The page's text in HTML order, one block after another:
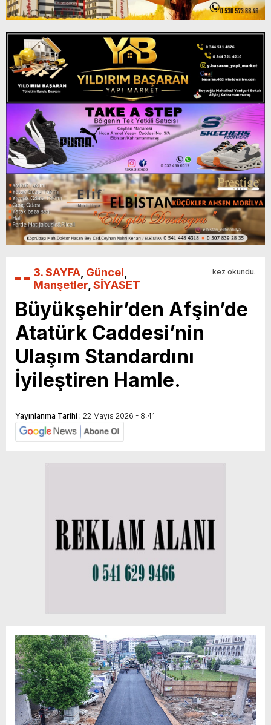
3. SAYFA Güncel
Manşetler SİYASET
kez okundu.
Büyükşehir’den Afşin’de
Atatürk Caddesi’nin
Ulaşım Standardını
İyileştiren Hamle.
Yayınlanma Tarihi : 22 Mayıs 2026 - 8:41